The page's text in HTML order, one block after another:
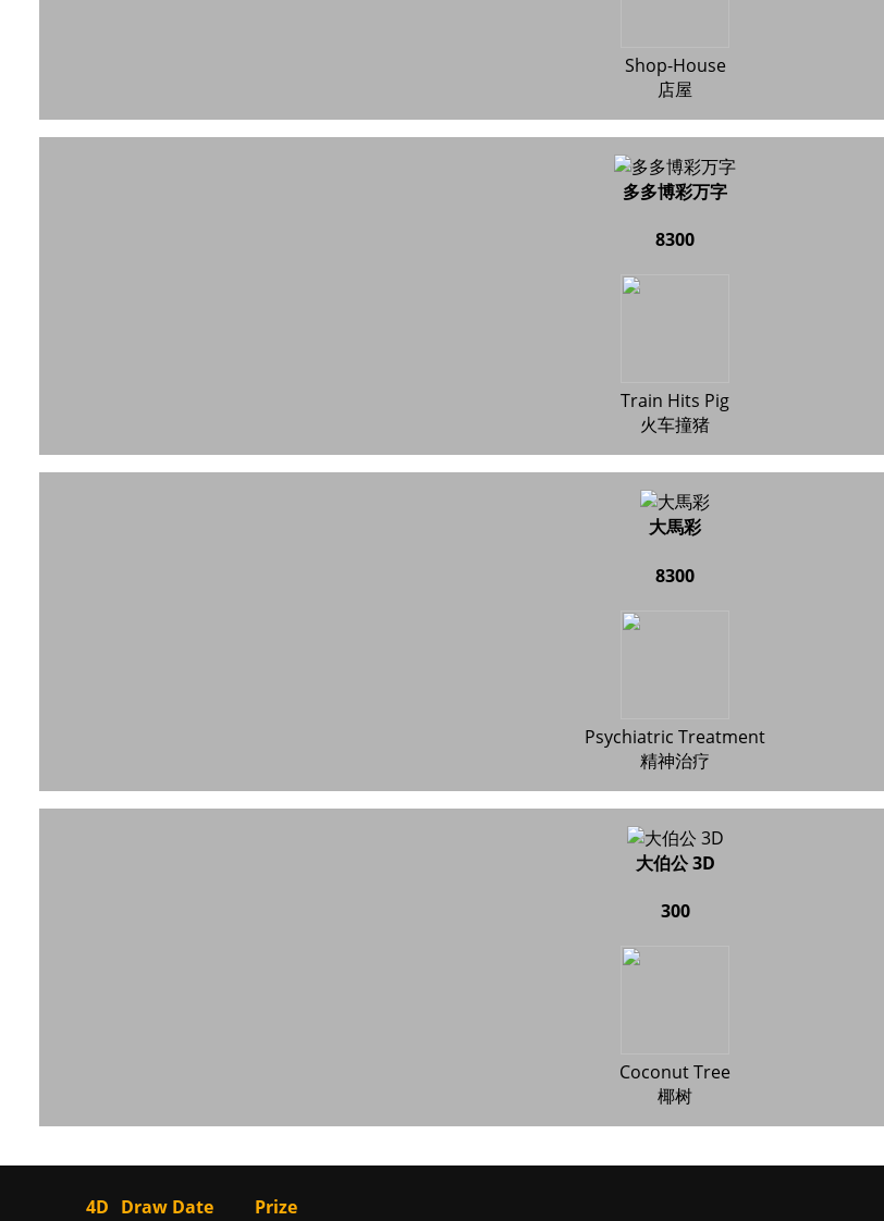
Shop-House
店屋
多多博彩万字
8300
Train Hits Pig
火车撞猪
大馬彩
8300
Psychiatric Treatment
精神治疗
大伯公 3D
300
Coconut Tree
椰树
4D Draw Date
Prize